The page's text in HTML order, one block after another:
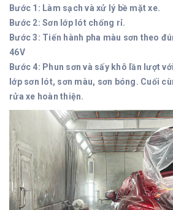
Bước 1: Làm sạch và xử lý bề mặt xe.
Bước 2: Sơn lớp lót chống rỉ.
Bước 3: Tiến hành pha màu sơn theo
46V
Bước 4: Phun sơn và sấy khô lần lượt
lớp sơn lót, sơn màu, sơn bóng. Cuối
rửa xe hoàn thiện.